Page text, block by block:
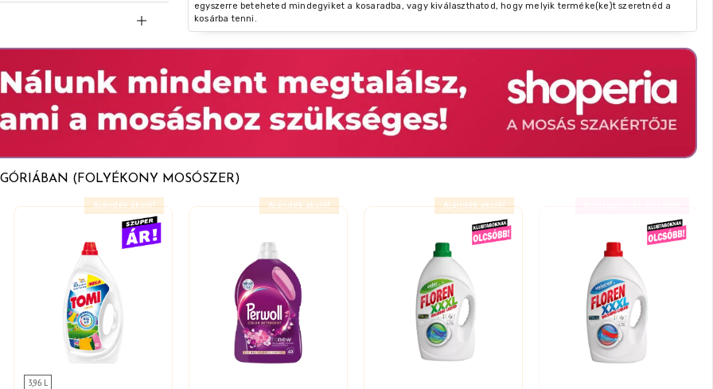
egyszerre beteheted mindegyiket a kosaradba, vagy kiválaszthatod, hogy melyik terméke(ke)t szeretnéd a
kosárba tenni.
Amyl Salicylate,
okoz. 1,2-
Orvosi tanácsadás esetén
tartandó. Szemvédő
tartó óvatos öblítés vízzel.
Az öblítés
(FOLYÉKONY MOSÓSZER)
Ajándék akció!
3,96 L
Ajándék akció! Ajándék akció!